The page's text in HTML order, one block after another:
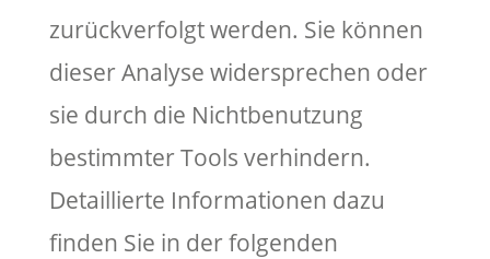
zurückverfolgt werden. Sie können
dieser Analyse widersprechen oder
sie durch die Nichtbenutzung
bestimmter Tools verhindern.
Detaillierte Informationen dazu
finden Sie in der folgenden